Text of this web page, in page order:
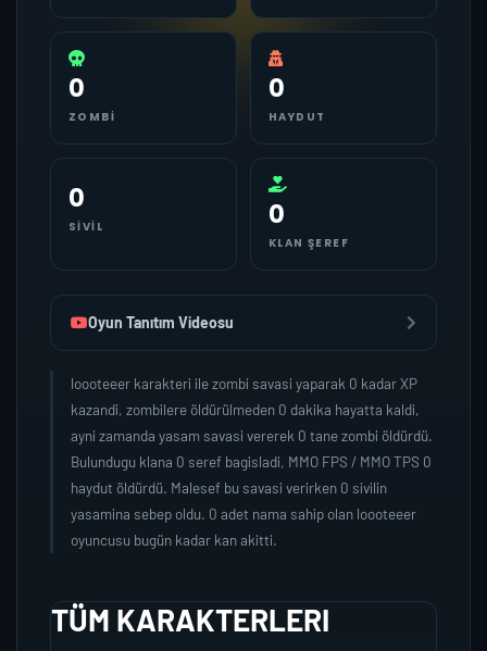
0
ZOMBI
0
HAYDUT
0
SIVIL 0
KLAN ŞEREF
Oyun Tanıtım Videosu
loooteeer karakteri ile zombi savasi yaparak 0 kadar XP
kazandi, zombilere öldürülmeden 0 dakika hayatta kaldi,
ayni zamanda yasam savasi vererek 0 tane zombi öldürdü.
Bulundugu klana 0 seref bagisladi, MMO FPS / MMO TPS 0
haydut öldürdü. Malesef bu savasi verirken 0 sivilin
yasamina sebep oldu. 0 adet nama sahip olan loooteeer
oyuncusu bugün kadar kan akitti.
TÜM KARAKTERLERI